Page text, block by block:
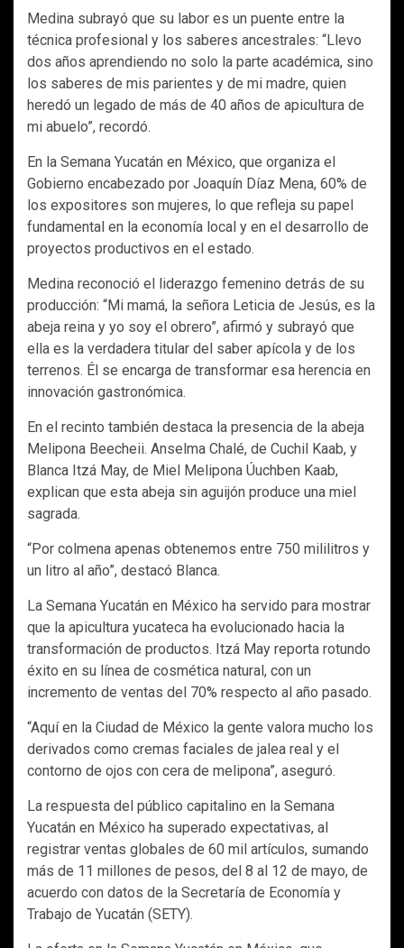
Medina subrayó que su labor es un puente entre la
técnica profesional y los saberes ancestrales: “Llevo
dos años aprendiendo no solo la parte académica, sino
los saberes de mis parientes y de mi madre, quien
heredó un legado de más de 40 años de apicultura de
mi abuelo”, recordó.
En la Semana Yucatán en México, que organiza el
Gobierno encabezado por Joaquín Díaz Mena, 60% de
los expositores son mujeres, lo que refleja su papel
fundamental en la economía local y en el desarrollo de
proyectos productivos en el estado.
Medina reconoció el liderazgo femenino detrás de su
producción: “Mi mamá, la señora Leticia de Jesús, es la
abeja reina y yo soy el obrero”, afirmó y subrayó que
ella es la verdadera titular del saber apícola y de los
terrenos. Él se encarga de transformar esa herencia en
innovación gastronómica.
En el recinto también destaca la presencia de la abeja
Melipona Beecheii. Anselma Chalé, de Cuchil Kaab, y
Blanca Itzá May, de Miel Melipona Úuchben Kaab,
explican que esta abeja sin aguijón produce una miel
sagrada.
“Por colmena apenas obtenemos entre 750 mililitros y
un litro al año”, destacó Blanca.
La Semana Yucatán en México ha servido para mostrar
que la apicultura yucateca ha evolucionado hacia la
transformación de productos. Itzá May reporta rotundo
éxito en su línea de cosmética natural, con un
incremento de ventas del 70% respecto al año pasado.
“Aquí en la Ciudad de México la gente valora mucho los
derivados como cremas faciales de jalea real y el
contorno de ojos con cera de melipona”, aseguró.
La respuesta del público capitalino en la Semana
Yucatán en México ha superado expectativas, al
registrar ventas globales de 60 mil artículos, sumando
más de 11 millones de pesos, del 8 al 12 de mayo, de
acuerdo con datos de la Secretaría de Economía y
Trabajo de Yucatán (SETY).